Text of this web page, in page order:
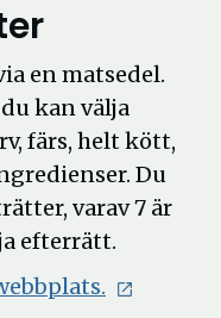
en matsedel.
kan välja
färs, helt kött,
Du
varav 7 är
efterrätt.